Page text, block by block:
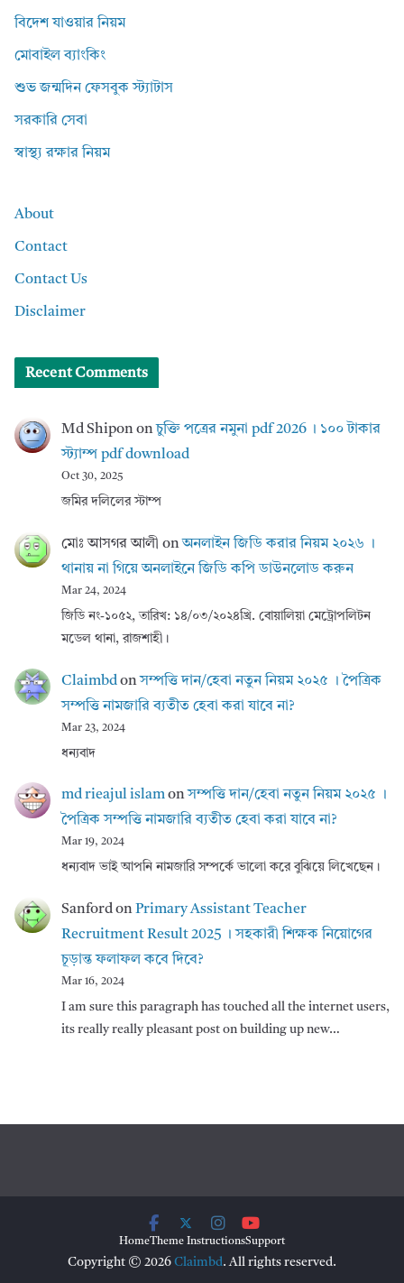
বিদেশ যাওয়ার নিয়ম
মোবাইল ব্যাংকিং
শুভ জন্মদিন ফেসবুক স্ট্যাটাস
সরকারি সেবা
স্বাস্থ্য রক্ষার নিয়ম
About
Contact
Contact Us
Disclaimer
Recent Comments
Md Shipononচুক্তি পত্রের নমুনা pdf 2026 । ১০০ টাকার
স্ট্যাম্প pdf download
Oct 30, 2025
জমির দলিলের স্টাম্প
মোঃ আসগর আলী onঅনলাইন জিডি করার নিয়ম ২০২৬ ।
থানায় না গিয়ে অনলাইনে জিডি কপি ডাউনলোড করুন
Mar 24, 2024
জিডি নং-১০৫২, তারিখ: ১৪/০৩/২০২৪খ্রি. বোয়ালিয়া মেট্রোপলিটন
মডেল থানা, রাজশাহী।
Claimbdonসম্পত্তি দান/হেবা নতুন নিয়ম ২০২৫ । পৈত্রিক
সম্পত্তি নামজারি ব্যতীত হেবা করা যাবে না?
Mar 23, 2024
ধন্যবাদ
md rieajul islamonসম্পত্তি দান/হেবা নতুন নিয়ম ২০২৫ ।
পৈত্রিক সম্পত্তি নামজারি ব্যতীত হেবা করা যাবে না?
Mar 19, 2024
ধন্যবাদ ভাই আপনি নামজারি সম্পর্কে ভালো করে বুঝিয়ে লিখেছেন।
SanfordonPrimary Assistant Teacher
Recruitment Result 2025 । সহকারী শিক্ষক নিয়োগের
চূড়ান্ত ফলাফল কবে দিবে?
Mar 16, 2024
I am sure this paragraph has touched all the internet users,
its really really pleasant post on building up new…
HomeTheme InstructionsSupport
Copyright © 2026 Claimbd. All rights reserved.